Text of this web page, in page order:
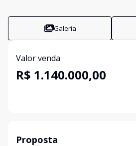
Galeria
Valor venda
R$ 1.140.000,00
Proposta